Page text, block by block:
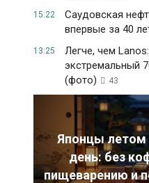
15:22
Саудовская
впервые за 40
13:25
Легче, чем
экстремальный
(фото)
43
Японцы
день: без
пищеварению и